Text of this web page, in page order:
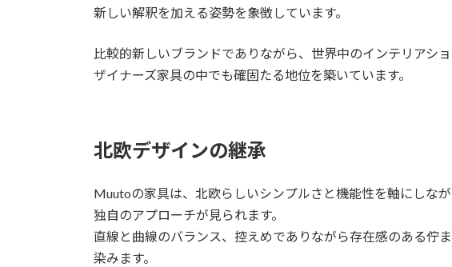
ご利用ください。
新しい解釈を加える姿勢を象徴しています。
比較的新しいブランドでありながら、世界中のインテリアシ
ザイナーズ家具の中でも確固たる地位を築いています。
北欧デザインの継承
Muutoの家具は、北欧らしいシンプルさと機能性を軸にしな
独自のアプローチが見られます。
直線と曲線のバランス、控えめでありながら存在感のある佇
染みます。